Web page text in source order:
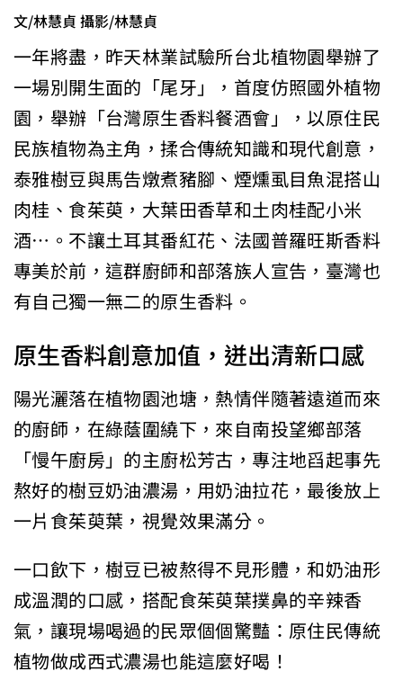
文/林慧貞 攝影/林慧貞
一年將盡，昨天林業試驗所台北植物園舉辦了
一場別開生面的「尾牙」，首度仿照國外植物
園，舉辦「台灣原生香料餐酒會」，以原住民
民族植物為主角，揉合傳統知識和現代創意，
泰雅樹豆與馬告燉煮豬腳、煙燻虱目魚混搭山
肉桂、食茱萸，大葉田香草和土肉桂配小米
酒…。不讓土耳其番紅花、法國普羅旺斯香料
專美於前，這群廚師和部落族人宣告，臺灣也
有自己獨一無二的原生香料。
原生香料創意加值，迸出清新口感
陽光灑落在植物園池塘，熱情伴隨著遠道而來
的廚師，在綠蔭圍繞下，來自南投望鄉部落
「慢午廚房」的主廚松芳古，專注地舀起事先
熬好的樹豆奶油濃湯，用奶油拉花，最後放上
一片食茱萸葉，視覺效果滿分。
一口飲下，樹豆已被熬得不見形體，和奶油形
成溫潤的口感，搭配食茱萸葉撲鼻的辛辣香
氣，讓現場喝過的民眾個個驚豔：原住民傳統
植物做成西式濃湯也能這麼好喝！